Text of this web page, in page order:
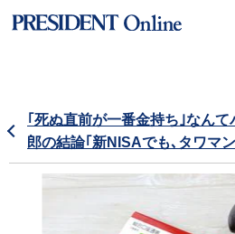
｢死ぬ直前が一番金持ち｣なん
郎の結論｢新NISAでも､タワマ